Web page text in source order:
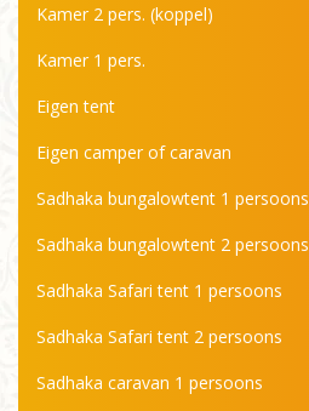
Kamer 2 pers. (koppel)
Kamer 1 pers.
Eigen tent
Eigen camper of caravan
Sadhaka bungalowtent 1 persoons
Sadhaka bungalowtent 2 persoons
Sadhaka Safari tent 1 persoons
Sadhaka Safari tent 2 persoons
Sadhaka caravan 1 persoons